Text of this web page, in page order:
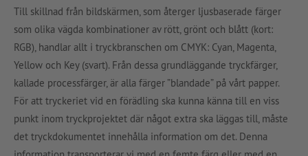
Till skillnad från bildskärmen, som återger ljusbaserade färger
som olika vägda kombinationer av rött, grönt och blått (kort:
RGB), handlar allt i tryckbranschen om CMYK: Cyan, Magenta,
Yellow och Key (svart). Från dessa grundläggande tryckfärger,
kallade processfärger, är alla färger ”blandade” på vårt papper.
För att tryckeriet vid en förädling ska kunna känna till en viss
punkt inom tryckprojektet där något extra ska läggas till, måste
det tryckdokumentet innehålla information om det. Denna